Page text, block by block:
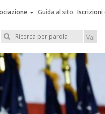
Guida al sito Iscrizioni
Vai